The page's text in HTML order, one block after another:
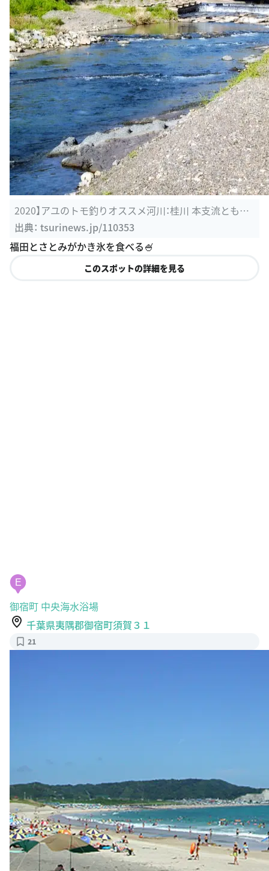
2020】アユのトモ釣りオススメ河川：桂川 本支流ともに
好場所あり ...
出典：tsurinews.jp/110353
福田とさとみがかき氷を食べる🍧
このスポットの詳細を見る
御宿町 中央海水浴場
千葉県夷隅郡御宿町須賀３１
21